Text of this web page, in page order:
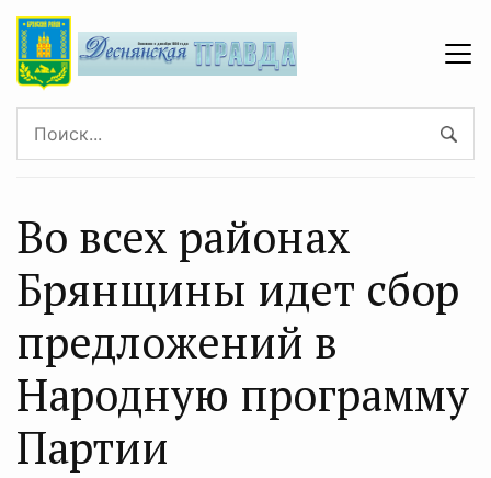
Во всех районах
Брянщины идет сбор
предложений в
Народную программу
Партии